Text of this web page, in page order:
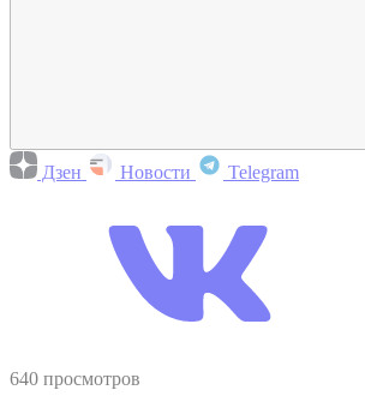
Дзен Новости Telegram
640 просмотров